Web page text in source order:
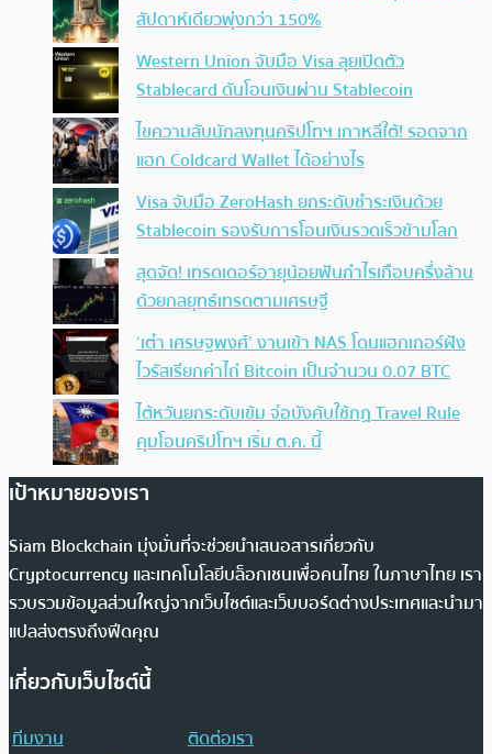
สัปดาห์เดียวพุ่งกว่า 150%
Western Union จับมือ Visa ลุยเปิดตัว
Stablecard ดันโอนเงินผ่าน Stablecoin
ไขความลับนักลงทุนคริปโทฯ เกาหลีใต้! รอดจาก
แฮก Coldcard Wallet ได้อย่างไร
Visa จับมือ ZeroHash ยกระดับชำระเงินด้วย
Stablecoin รองรับการโอนเงินรวดเร็วข้ามโลก
สุดจัด! เทรดเดอร์อายุน้อยฟันกำไรเกือบครึ่งล้าน
ด้วยกลยุทธ์เทรดตามเศรษฐี
‘เต๋า เศรษฐพงศ์’ งานเข้า NAS โดนแฮกเกอร์ฝัง
ไวรัสเรียกค่าไถ่ Bitcoin เป็นจำนวน 0.07 BTC
ไต้หวันยกระดับเข้ม จ่อบังคับใช้กฏ Travel Rule
คุมโอนคริปโทฯ เริ่ม ต.ค. นี้
เป้าหมายของเรา
Siam Blockchain มุ่งมั่นที่จะช่วยนำเสนอสารเกี่ยวกับ
Cryptocurrency และเทคโนโลยีบล็อกเชนเพื่อคนไทย ในภาษาไทย เรา
รวบรวมข้อมูลส่วนใหญ่จากเว็บไซต์และเว็บบอร์ดต่างประเทศและนำมา
แปลส่งตรงถึงฟีดคุณ
เกี่ยวกับเว็บไซต์นี้
ทีมงาน
ติดต่อเรา